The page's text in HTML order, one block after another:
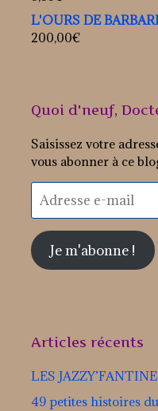
L'OURS DE
200,00€
Quoi d'neuf,
Saisissez votre
vous abonner à ce
Adresse
e-
Je m'abonne !
Articles récents
LES
49 petites histoires